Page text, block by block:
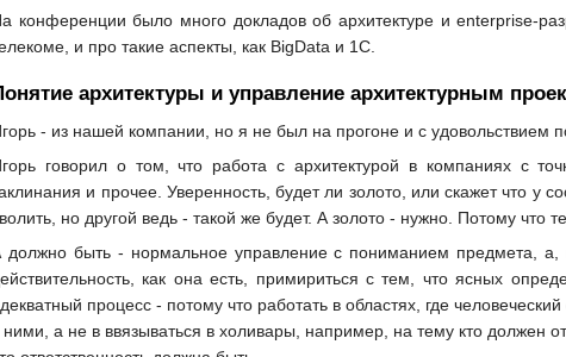
конференции было много докладов об архитектуре и enterprise-
и про такие аспекты, как BigData и 1С.
архитектуры и управление архитектурным
- из нашей компании, но я не был на прогоне и с
говорил о том, что работа с архитектурой в компаниях с
и прочее. Уверенность, будет ли золото, или скажет что у
но другой ведь - такой же будет. А золото - нужно. Потому что
должно быть - нормальное управление с пониманием предмета, а,
как она есть, примириться с тем, что ясных
процесс - потому что работать в областях, где
ними, а не в ввязываться в холивары, например, на тему кто должен